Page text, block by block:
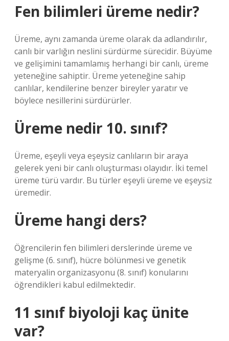
Fen bilimleri üreme nedir?
Üreme, aynı zamanda üreme olarak da adlandırılır,
canlı bir varlığın neslini sürdürme sürecidir. Büyüme
ve gelişimini tamamlamış herhangi bir canlı, üreme
yeteneğine sahiptir. Üreme yeteneğine sahip
canlılar, kendilerine benzer bireyler yaratır ve
böylece nesillerini sürdürürler.
Üreme nedir 10. sınıf?
Üreme, eşeyli veya eşeysiz canlıların bir araya
gelerek yeni bir canlı oluşturması olayıdır. İki temel
üreme türü vardır. Bu türler eşeyli üreme ve eşeysiz
üremedir.
Üreme hangi ders?
Öğrencilerin fen bilimleri derslerinde üreme ve
gelişme (6. sınıf), hücre bölünmesi ve genetik
materyalin organizasyonu (8. sınıf) konularını
öğrendikleri kabul edilmektedir.
11 sınıf biyoloji kaç ünite
var?